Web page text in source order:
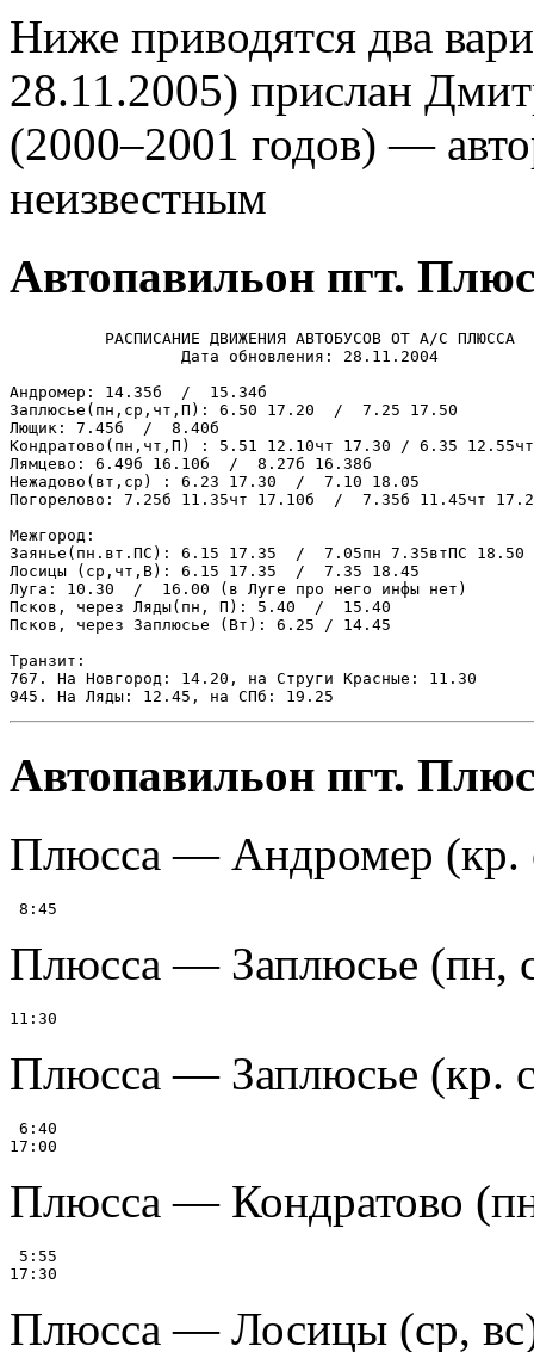
Ниже приводятся два
28.11.2005) прислан
(2000–2001 годов) —
неизвестным
Автопавильон пгт.
          РАСПИСАНИЕ ДВИЖЕНИЯ АВТОБУСОВ ОТ А/С ПЛЮССА
                  Дата обновления: 28.11.2004
Андромер: 14.35б  /  15.34б
Заплюсье(пн,ср,чт,П): 6.50 17.20  /  7.25 17.50
Лющик: 7.45б  /  8.40б
Kондратово(пн,чт,П) : 5.51 12.10чт 17.30 / 6.35
Лямцево: 6.49б 16.10б  /  8.27б 16.38б
Hежадово(вт,ср) : 6.23 17.30  /  7.10 18.05
Погорелово: 7.25б 11.35чт 17.10б  /  7.35б 11.45чт
Межгород:
Заянье(пн.вт.ПС): 6.15 17.35  /  7.05пн 7.35втПС 18.50
Лосицы (ср,чт,В): 6.15 17.35  /  7.35 18.45
Луга: 10.30  /  16.00 (в Луге про него инфы нет)
Псков, через Ляды(пн, П): 5.40  /  15.40
Псков, через Заплюсье (Вт): 6.25 / 14.45
Транзит:
767. Hа Hовгород: 14.20, на Струги Kрасные: 11.30
Автопавильон пгт.
Плюсса — Андромер (кр.
Плюсса — Заплюсье (пн,
Плюсса — Заплюсье (кр.
6:40
Плюсса — Кондратово
5:55
Плюсса — Лосицы (ср,